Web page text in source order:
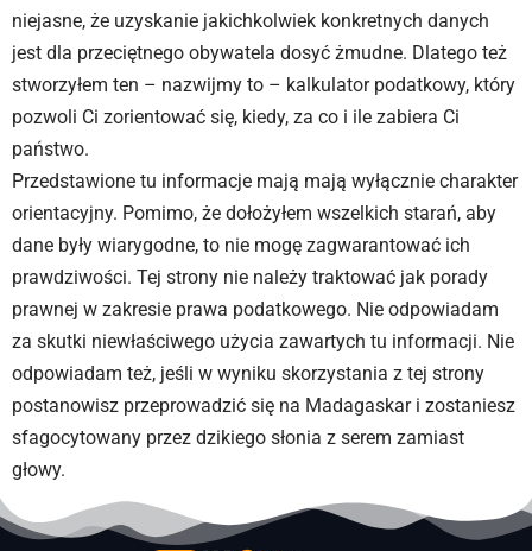
niejasne, że uzyskanie jakichkolwiek konkretnych danych
jest dla przeciętnego obywatela dosyć żmudne. Dlatego też
stworzyłem ten – nazwijmy to – kalkulator podatkowy, który
pozwoli Ci zorientować się, kiedy, za co i ile zabiera Ci
państwo.
Przedstawione tu informacje mają mają wyłącznie charakter
orientacyjny. Pomimo, że dołożyłem wszelkich starań, aby
dane były wiarygodne, to nie mogę zagwarantować ich
prawdziwości. Tej strony nie należy traktować jak porady
prawnej w zakresie prawa podatkowego. Nie odpowiadam
za skutki niewłaściwego użycia zawartych tu informacji. Nie
odpowiadam też, jeśli w wyniku skorzystania z tej strony
postanowisz przeprowadzić się na Madagaskar i zostaniesz
sfagocytowany przez dzikiego słonia z serem zamiast
głowy.